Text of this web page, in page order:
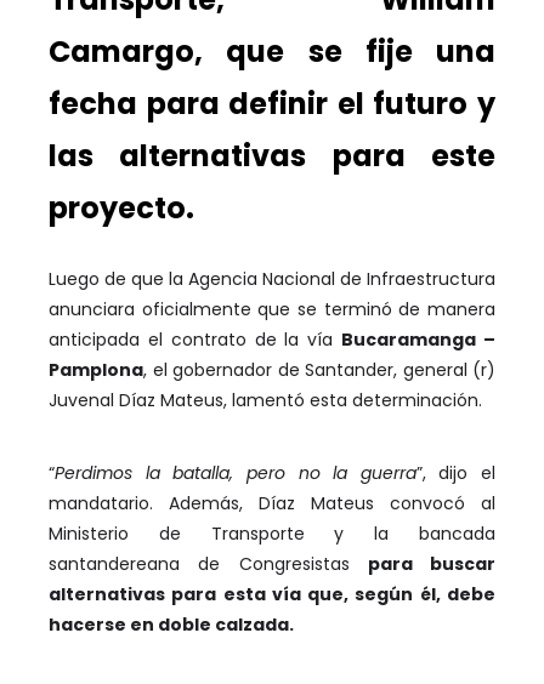
Camargo, que se fije una
fecha para definir el futuro y
las alternativas para este
proyecto.
Luego de que la Agencia Nacional de Infraestructura
anunciara oficialmente que se terminó de manera
anticipada el contrato de la vía Bucaramanga –
Pamplona, el gobernador de Santander, general (r)
Juvenal Díaz Mateus, lamentó esta determinación.
“Perdimos la batalla, pero no la guerra”, dijo el
mandatario. Además, Díaz Mateus convocó al
Ministerio de Transporte y la bancada
santandereana de Congresistas para buscar
alternativas para esta vía que, según él, debe
hacerse en doble calzada.